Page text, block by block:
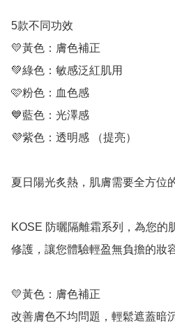
5款不同功效
💛黃色：膚色補正
💚綠色：敏感泛紅肌用
🩷粉色：血色感
💙藍色：光澤感
💜紫色：透明感 （提亮）
夏日陽光炙熱，肌膚需要全方位
KOSE 防曬隔離霜系列，為您的
修護，讓您體驗輕盈無負擔的妝
💛黃色：膚色補正
改善膚色不均問題，輕鬆遮蓋暗